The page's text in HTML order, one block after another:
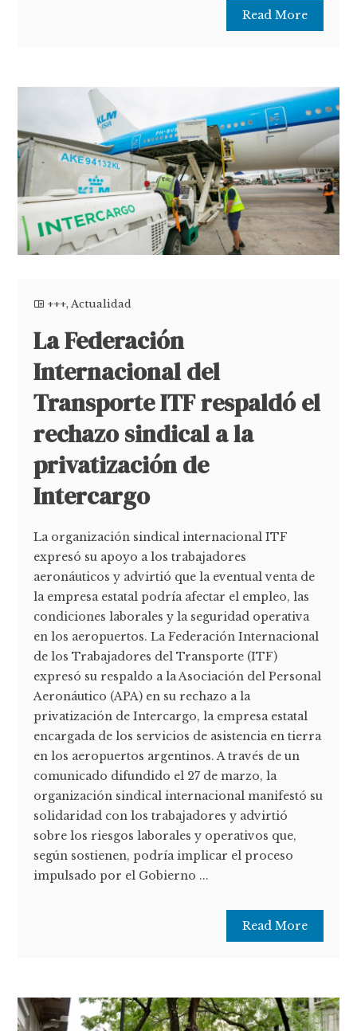
Read More
+++,Actualidad
La Federación
Internacional del
Transporte ITF respaldó el
rechazo sindical a la
privatización de
Intercargo
La organización sindical internacional ITF
expresó su apoyo a los trabajadores
aeronáuticos y advirtió que la eventual venta de
la empresa estatal podría afectar el empleo, las
condiciones laborales y la seguridad operativa
en los aeropuertos. La Federación Internacional
de los Trabajadores del Transporte (ITF)
expresó su respaldo a la Asociación del Personal
Aeronáutico (APA) en su rechazo a la
privatización de Intercargo, la empresa estatal
encargada de los servicios de asistencia en tierra
en los aeropuertos argentinos. A través de un
comunicado difundido el 27 de marzo, la
organización sindical internacional manifestó su
solidaridad con los trabajadores y advirtió
sobre los riesgos laborales y operativos que,
según sostienen, podría implicar el proceso
impulsado por el Gobierno ...
Read More